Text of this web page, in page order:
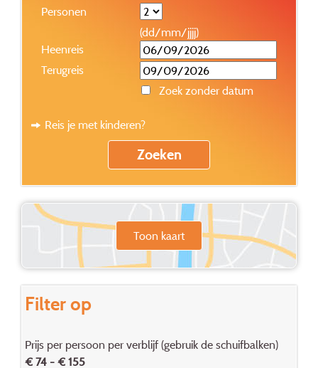
Personen
(dd/mm/jjjj)
Heenreis
Terugreis
Zoek zonder datum
Reis je met kinderen?
Toon kaart
Filter op
Prijs per persoon per verblijf (gebruik de schuifbalken)
€ 74 - € 155